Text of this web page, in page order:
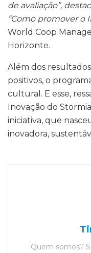
de avaliação”,
“Como promover o
World Coop
Horizonte.
Além dos
positivos, o
cultural. E esse,
Inovação do
iniciativa, que
inovadora,
Quem somos?